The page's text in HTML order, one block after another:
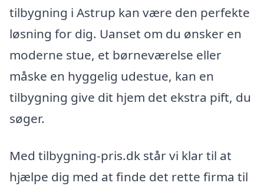
tilbygning i Astrup kan være den perfekte
løsning for dig. Uanset om du ønsker en
moderne stue, et børneværelse eller
måske en hyggelig udestue, kan en
tilbygning give dit hjem det ekstra pift, du
søger.
Med tilbygning-pris.dk står vi klar til at
hjælpe dig med at finde det rette firma til